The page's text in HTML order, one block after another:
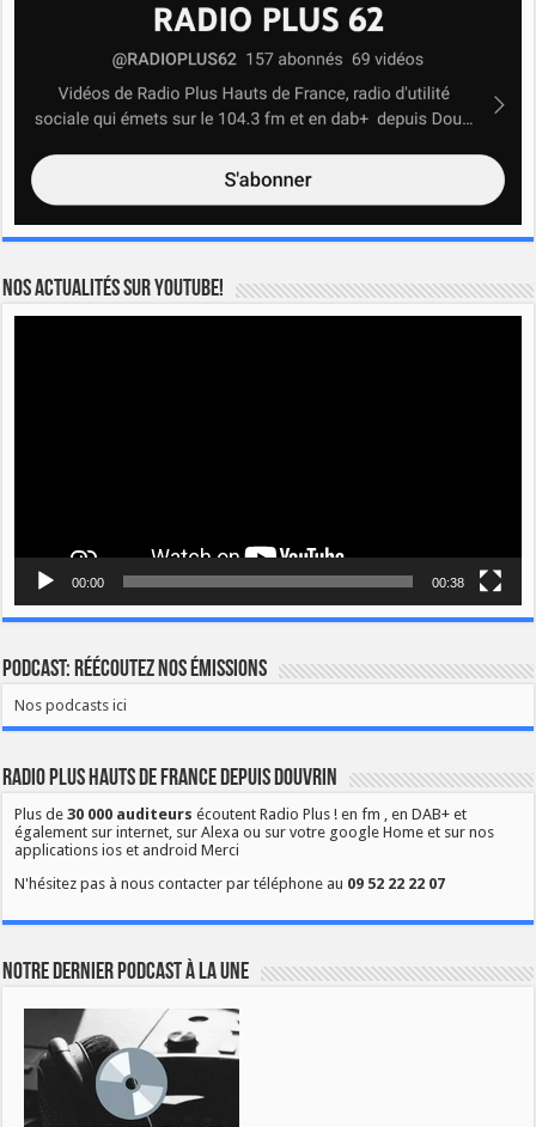
Nos actualités sur YOUTUBE!
00:00 00:38
Podcast: Réécoutez nos émissions
Nos podcasts ici
Radio Plus Hauts de France depuis Douvrin
Plus de30 000 auditeurs écoutent Radio Plus ! en fm , en DAB+ et
également sur internet, sur Alexa ou sur votre google Home et sur nos
applications ios et android Merci
N'hésitez pas à nous contacter par téléphone au 09 52 22 22 07
Notre dernier podcast à la une